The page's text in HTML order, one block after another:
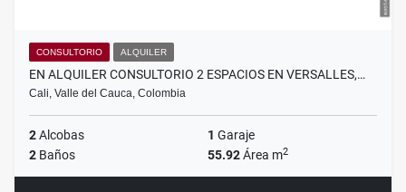
CONSULTORIO ALQUILER
EN ALQUILER CONSULTORIO 2 ESPACIOS EN VERSALLES,…
Cali, Valle del Cauca, Colombia
2Alcobas 1 Garaje
2 Baños 55.92Área m2